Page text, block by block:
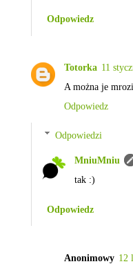
Odpowiedz
Totorka 11
A można je
Odpowiedz
Odpowiedzi
MniuMniu
tak :)
Odpowiedz
Anonimowy 12